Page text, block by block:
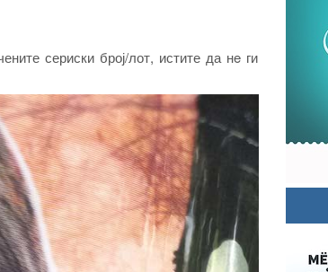
сериски број/лот, истите да нe ги